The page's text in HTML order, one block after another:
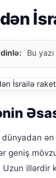
Bu
ən
geniş
Uzun